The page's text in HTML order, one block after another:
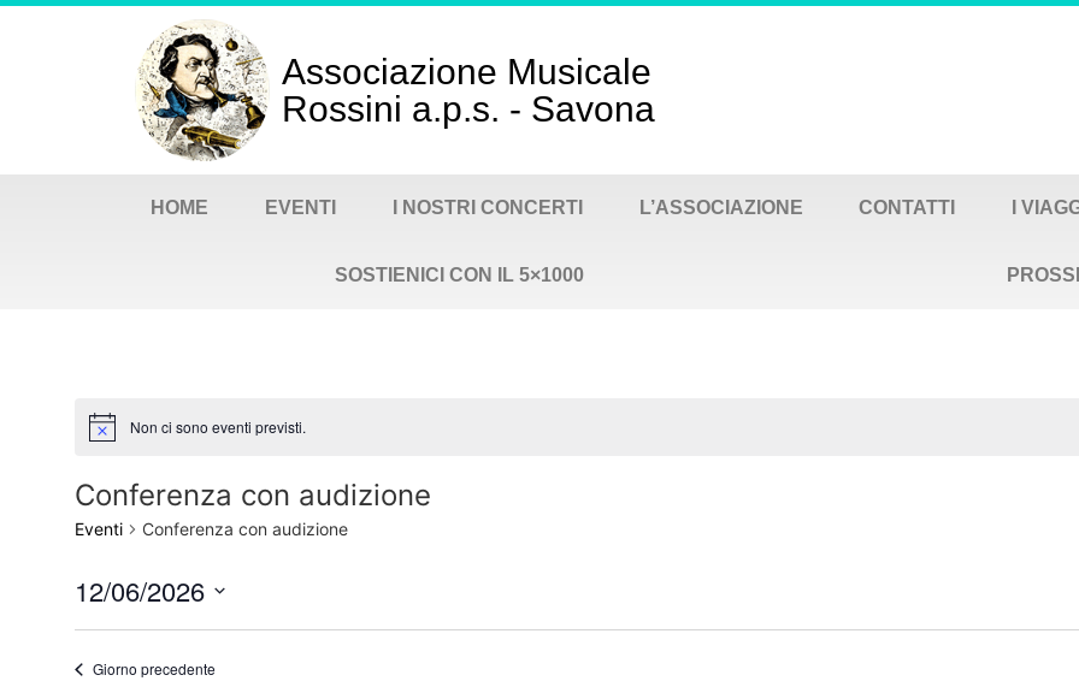
Associazione Musicale
Rossini a.p.s. - Savona
HOME EVENTI I NOSTRI CONCERTI L’ASSOCIAZIONE CONTATTI I
SOSTIENICI CON IL 5×1000
Notice Non ci sono eventi previsti.
Conferenza con audizione
Eventi Conferenza con audizione
12/06/2026
la
data.Giorno precedente